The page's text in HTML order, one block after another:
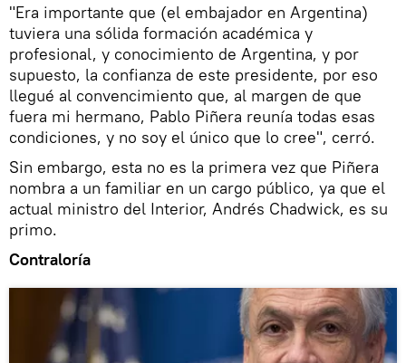
"Era importante que (el embajador en Argentina)
tuviera una sólida formación académica y
profesional, y conocimiento de Argentina, y por
supuesto, la confianza de este presidente, por eso
llegué al convencimiento que, al margen de que
fuera mi hermano, Pablo Piñera reunía todas esas
condiciones, y no soy el único que lo cree", cerró.
Sin embargo, esta no es la primera vez que Piñera
nombra a un familiar en un cargo público, ya que el
actual ministro del Interior, Andrés Chadwick, es su
primo.
Contraloría